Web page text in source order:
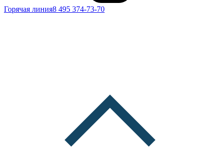
Горячая линия8 495 374-73-70